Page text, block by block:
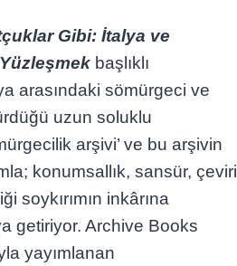
Gibi: İtalya ve
başlıklı
arasındaki sömürgeci ve
uzun soluklu
arşivi’ ve bu arşivin
konumsallık, sansür, çeviri
soykırımın inkârına
getiriyor. Archive Books
yayımlanan